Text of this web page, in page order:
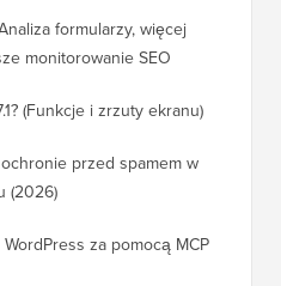
formularzy, więcej
monitorowanie SEO
(Funkcje i zrzuty ekranu)
przed spamem w
(2026)
za pomocą MCP